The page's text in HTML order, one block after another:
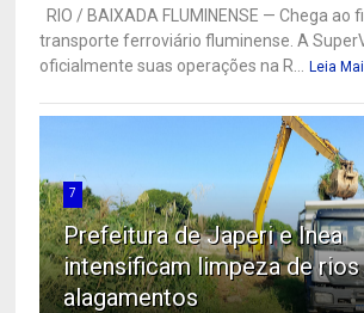
RIO / BAIXADA FLUMINENSE — Chega ao
transporte ferroviário fluminense. A
oficialmente suas operações na R...
Leia
7
Prefeitura de Japeri e Inea
intensificam limpeza de
alagamentos